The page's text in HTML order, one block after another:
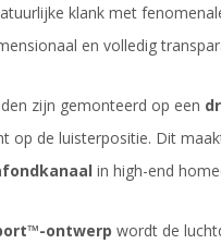
klank met
en volledig
zijn gemonteerd op een
op de luisterpositie. Dit
in high-end
ontwerp wordt de